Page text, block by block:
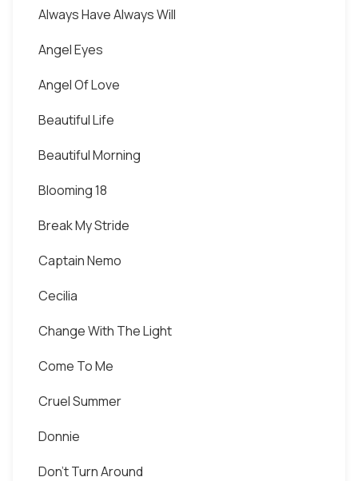
Always Have Always Will
Angel Eyes
Angel Of Love
Beautiful Life
Beautiful Morning
Blooming 18
Break My Stride
Captain Nemo
Cecilia
Change With The Light
Come To Me
Cruel Summer
Donnie
Don't Turn Around